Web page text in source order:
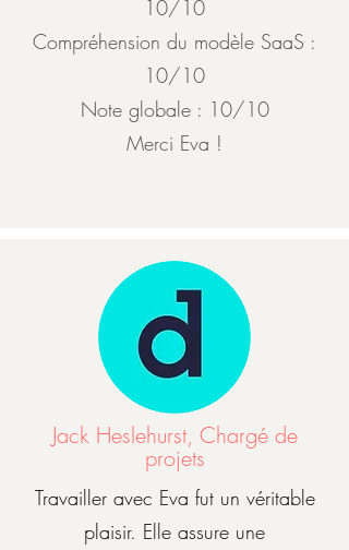
10/10
Compréhension du modèle SaaS :
10/10
Note globale : 10/10
Merci Eva !
Jack Heslehurst, Chargé de
projets
Travailler avec Eva fut un véritable
plaisir. Elle assure une